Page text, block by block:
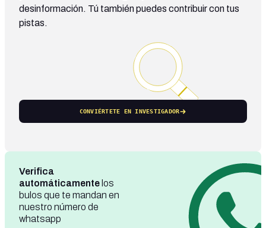
desinformación. Tú también puedes contribuir con tus
pistas.
CONVIÉRTETE EN INVESTIGADOR
Verifica
automáticamente los
bulos que te mandan en
nuestro número de
whatsapp